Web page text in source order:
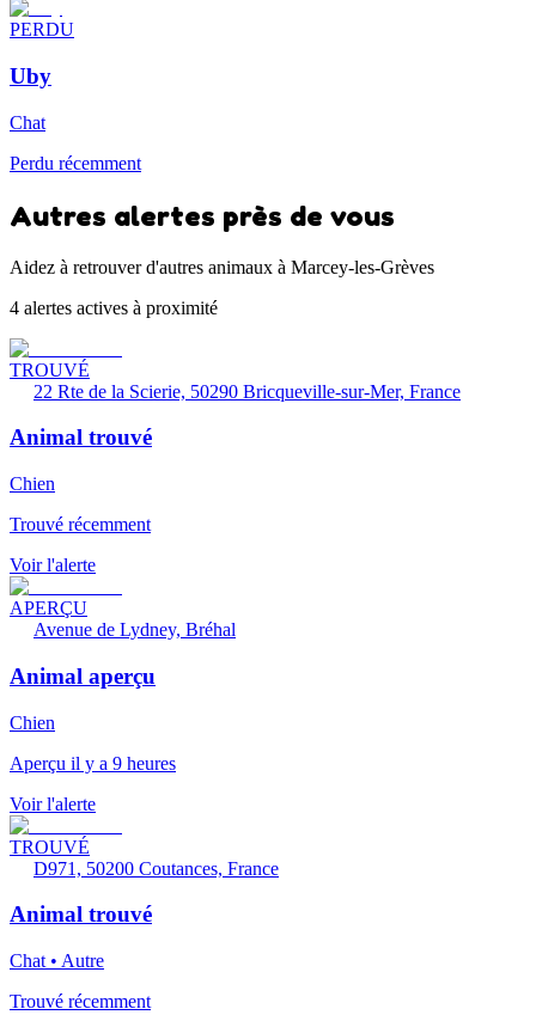
PERDU
Uby
Chat
Perdu récemment
Autres alertes près de vous
Aidez à retrouver d'autres animaux à Marcey-les-Grèves
4 alertes actives à proximité
TROUVÉ
22 Rte de la Scierie, 50290 Bricqueville-sur-Mer, France
Animal trouvé
Chien
Trouvé récemment
Voir l'alerte
APERÇU
Avenue de Lydney, Bréhal
Animal aperçu
Chien
Aperçu il y a 9 heures
Voir l'alerte
TROUVÉ
D971, 50200 Coutances, France
Animal trouvé
Chat • Autre
Trouvé récemment